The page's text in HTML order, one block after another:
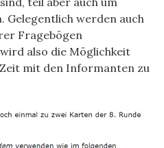
Gelegentlich werden auch
Fragebögen
also die Möglichkeit
mit den Informanten zu